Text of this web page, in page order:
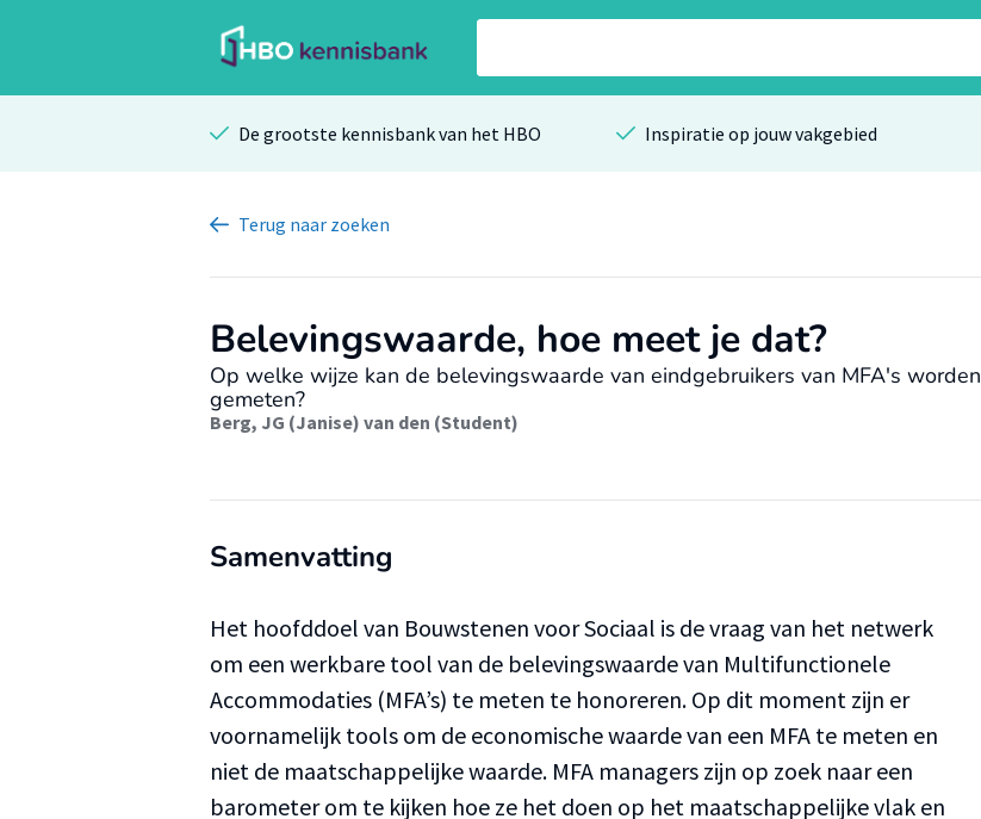
De grootste kennisbank van het HBO Inspiratie op jouw vakgebied
Terug naar zoeken
Belevingswaarde, hoe meet je dat?
Op welke wijze kan de belevingswaarde van eindgebruikers van MFA's worden
gemeten?
Berg, JG (Janise) van den (Student)
Samenvatting
Het hoofddoel van Bouwstenen voor Sociaal is de vraag van het netwerk
om een werkbare tool van de belevingswaarde van Multifunctionele
Accommodaties (MFA’s) te meten te honoreren. Op dit moment zijn er
voornamelijk tools om de economische waarde van een MFA te meten en
niet de maatschappelijke waarde. MFA managers zijn op zoek naar een
barometer om te kijken hoe ze het doen op het maatschappelijke vlak en